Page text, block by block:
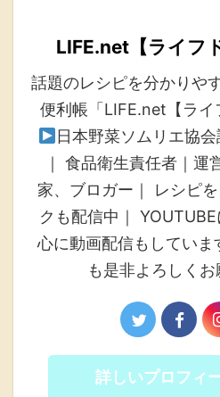
LIFE.net【ライフ
話題のレシピを分かりや
便利帳「LIFE.net【ライ
日本野菜ソムリエ協
｜ 食品衛生責任者｜運
家、ブロガー｜ レシピ
クも配信中｜
心に動画配信もしていま
も是非よろしくお
詳しいプロフィ